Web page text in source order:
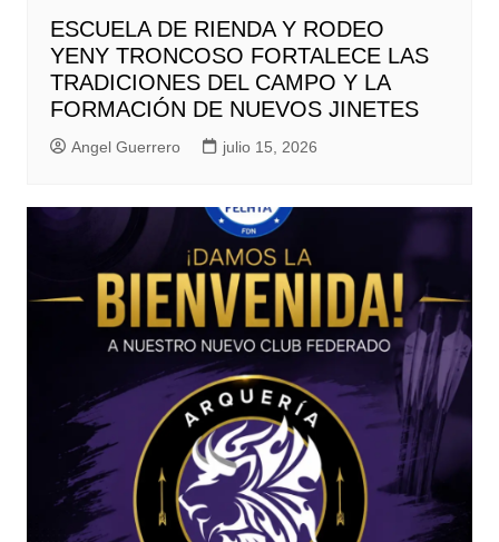
ESCUELA DE RIENDA Y RODEO
YENY TRONCOSO FORTALECE LAS
TRADICIONES DEL CAMPO Y LA
FORMACIÓN DE NUEVOS JINETES
Angel Guerrero julio 15, 2026